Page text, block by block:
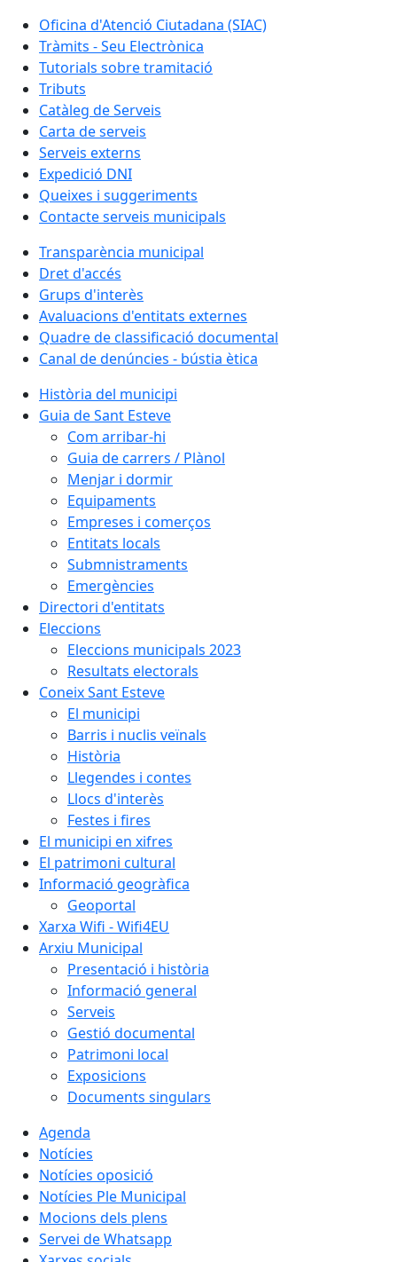
Oficina d'Atenció Ciutadana (SIAC)
Tràmits - Seu Electrònica
Tutorials sobre tramitació
Tributs
Catàleg de Serveis
Carta de serveis
Serveis externs
Expedició DNI
Queixes i suggeriments
Contacte serveis municipals
Transparència municipal
Dret d'accés
Grups d'interès
Avaluacions d'entitats externes
Quadre de classificació documental
Canal de denúncies - bústia ètica
Història del municipi
Guia de Sant Esteve
Com arribar-hi
Guia de carrers / Plànol
Menjar i dormir
Equipaments
Empreses i comerços
Entitats locals
Submnistraments
Emergències
Directori d'entitats
Eleccions
Eleccions municipals 2023
Resultats electorals
Coneix Sant Esteve
El municipi
Barris i nuclis veïnals
Història
Llegendes i contes
Llocs d'interès
Festes i fires
El municipi en xifres
El patrimoni cultural
Informació geogràfica
Geoportal
Xarxa Wifi - Wifi4EU
Arxiu Municipal
Presentació i història
Informació general
Serveis
Gestió documental
Patrimoni local
Exposicions
Documents singulars
Agenda
Notícies
Notícies oposició
Notícies Ple Municipal
Mocions dels plens
Servei de Whatsapp